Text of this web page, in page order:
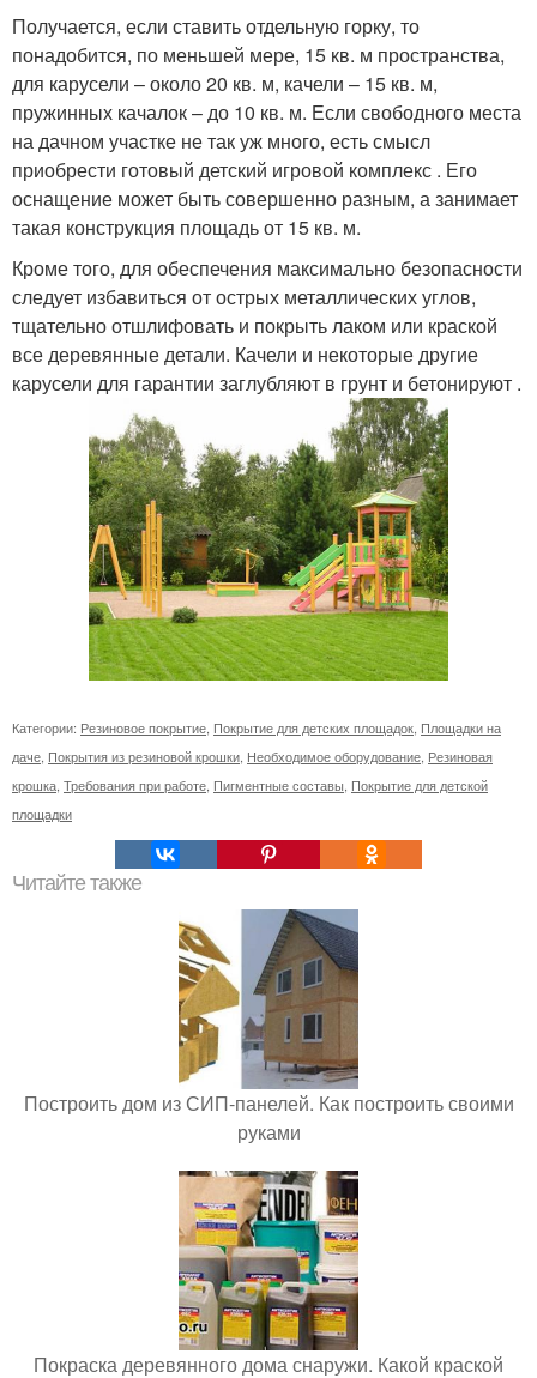
Получается, если ставить отдельную горку, то
понадобится, по меньшей мере, 15 кв. м пространства,
для карусели – около 20 кв. м, качели – 15 кв. м,
пружинных качалок – до 10 кв. м. Если свободного места
на дачном участке не так уж много, есть смысл
приобрести готовый детский игровой комплекс . Его
оснащение может быть совершенно разным, а занимает
такая конструкция площадь от 15 кв. м.
Кроме того, для обеспечения максимально безопасности
следует избавиться от острых металлических углов,
тщательно отшлифовать и покрыть лаком или краской
все деревянные детали. Качели и некоторые другие
карусели для гарантии заглубляют в грунт и бетонируют .
Категории: Резиновое покрытие Покрытие для детских площадок Площадки на
даче Покрытия из резиновой крошки Необходимое оборудование Резиновая
крошка Требования при работе Пигментные составы Покрытие для детской
площадки
Читайте также
Построить дом из СИП-панелей. Как построить своими
руками
Покраска деревянного дома снаружи. Какой краской